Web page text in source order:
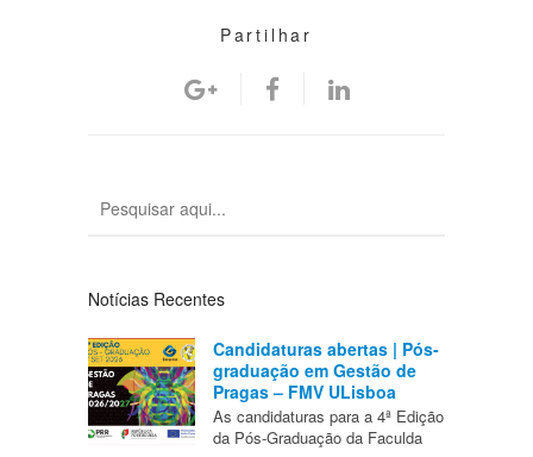
Partilhar
Notícias Recentes
Candidaturas abertas | Pós-
graduação em Gestão de
Pragas – FMV ULisboa
As candidaturas para a 4ª Edição
da Pós-Graduação da Faculda